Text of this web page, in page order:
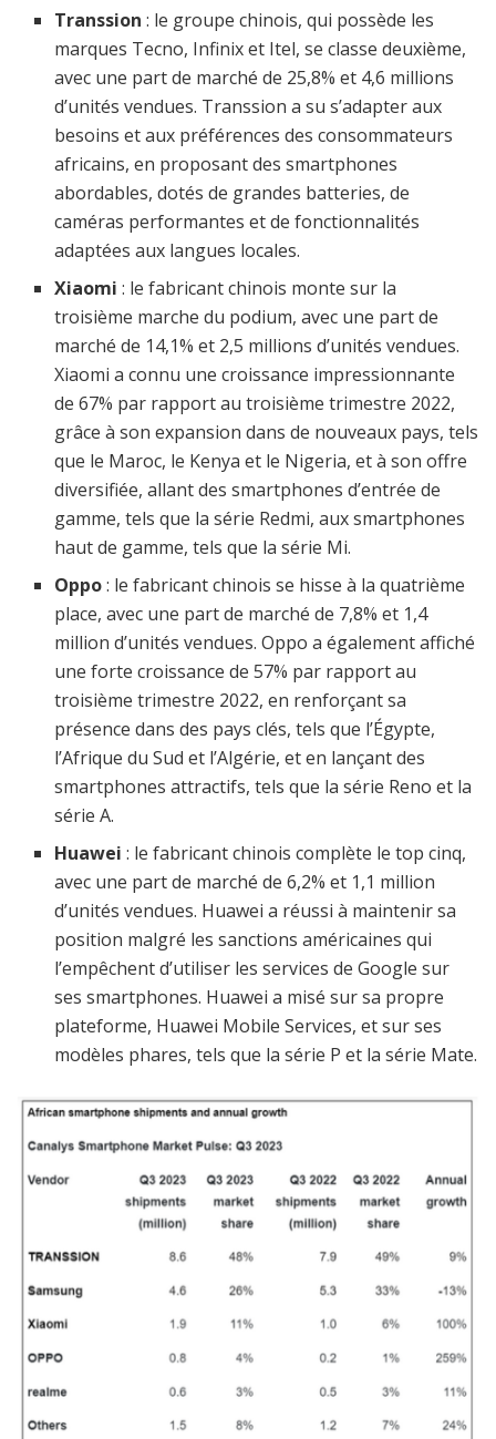
Transsion : le groupe chinois, qui possède les
marques Tecno, Infinix et Itel, se classe deuxième,
avec une part de marché de 25,8% et 4,6 millions
d’unités vendues. Transsion a su s’adapter aux
besoins et aux préférences des consommateurs
africains, en proposant des smartphones
abordables, dotés de grandes batteries, de
caméras performantes et de fonctionnalités
adaptées aux langues locales.
Xiaomi : le fabricant chinois monte sur la
troisième marche du podium, avec une part de
marché de 14,1% et 2,5 millions d’unités vendues.
Xiaomi a connu une croissance impressionnante
de 67% par rapport au troisième trimestre 2022,
grâce à son expansion dans de nouveaux pays, tels
que le Maroc, le Kenya et le Nigeria, et à son offre
diversifiée, allant des smartphones d’entrée de
gamme, tels que la série Redmi, aux smartphones
haut de gamme, tels que la série Mi.
Oppo: le fabricant chinois se hisse à la quatrième
place, avec une part de marché de 7,8% et 1,4
million d’unités vendues. Oppo a également affiché
une forte croissance de 57% par rapport au
troisième trimestre 2022, en renforçant sa
présence dans des pays clés, tels que l’Égypte,
l’Afrique du Sud et l’Algérie, et en lançant des
smartphones attractifs, tels que la série Reno et la
série A.
Huawei : le fabricant chinois complète le top cinq,
avec une part de marché de 6,2% et 1,1 million
d’unités vendues. Huawei a réussi à maintenir sa
position malgré les sanctions américaines qui
l’empêchent d’utiliser les services de Google sur
ses smartphones. Huawei a misé sur sa propre
plateforme, Huawei Mobile Services, et sur ses
modèles phares, tels que la série P et la série Mate.